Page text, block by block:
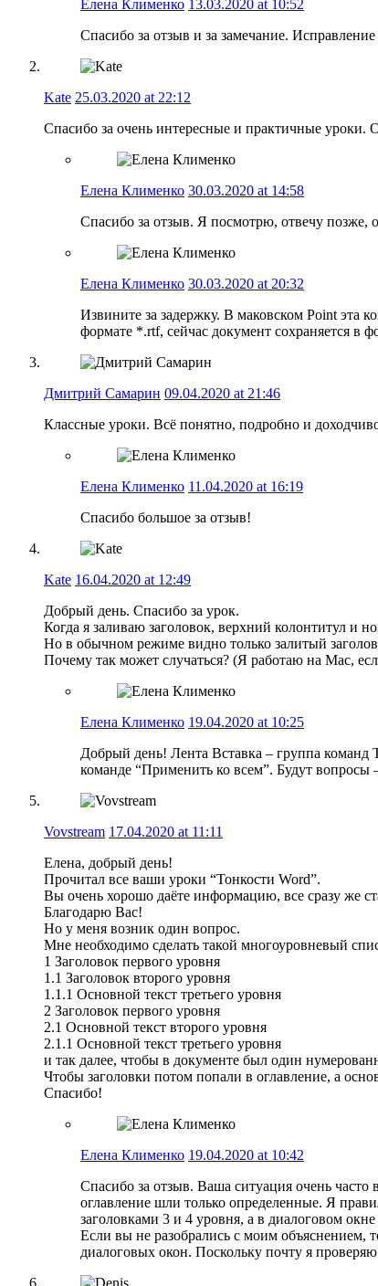
Елена Клименко 13.03.2020 at 10:52
Спасибо за отзыв и за замечание. Исправление
Kate 25.03.2020 at 22:12
Спасибо за очень интересные и практичные уроки.
Елена Клименко 30.03.2020 at 14:58
Спасибо за отзыв. Я посмотрю, отвечу позже,
Елена Клименко 30.03.2020 at 20:32
Извините за задержку. В маковском Point эта
формате *.rtf, сейчас документ сохраняется в
Дмитрий Самарин 09.04.2020 at 21:46
Классные уроки. Всё понятно, подробно и
Елена Клименко 11.04.2020 at 16:19
Спасибо большое за отзыв!
Kate 16.04.2020 at 12:49
Добрый день. Спасибо за урок.
Когда я заливаю заголовок, верхний колонтитул и
Но в обычном режиме видно только залитый
Почему так может случаться? (Я работаю на Мас,
Елена Клименко 19.04.2020 at 10:25
Добрый день! Лента Вставка – группа
команде “Применить ко всем”. Будут вопросы
Vovstream 17.04.2020 at 11:11
Елена, добрый день!
Прочитал все ваши уроки “Тонкости Word”.
Вы очень хорошо даёте информацию, все сразу же
Благодарю Вас!
Но у меня возник один вопрос.
Мне необходимо сделать такой многоуровневый
1 Заголовок первого уровня
1.1 Заголовок второго уровня
1.1.1 Основной текст третьего уровня
2 Заголовок первого уровня
2.1 Основной текст второго уровня
2.1.1 Основной текст третьего уровня
и так далее, чтобы в документе был один
Чтобы заголовки потом попали в оглавление, а
Спасибо!
Елена Клименко 19.04.2020 at 10:42
Спасибо за отзыв. Ваша ситуация очень
оглавление шли только определенные. Я
заголовками 3 и 4 уровня, а в диалоговом
Если вы не разобрались с моим объяснением,
диалоговых окон. Поскольку почту я